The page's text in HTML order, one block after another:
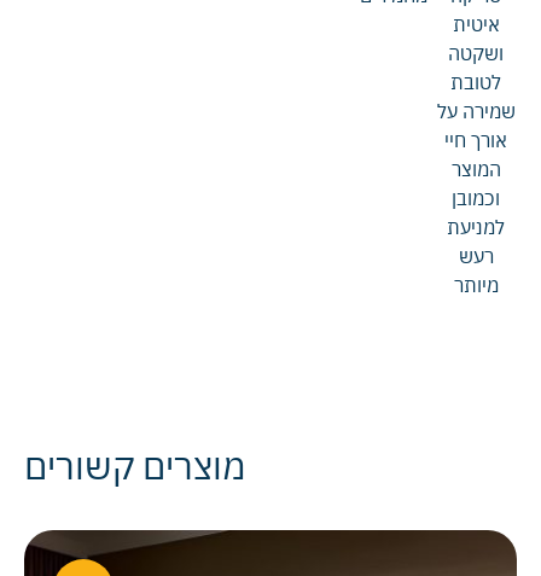
איטית
ושקטה
לטובת
שמירה על
אורך חיי
המוצר
וכמובן
למניעת
רעש
מיותר
מוצרים קשורים